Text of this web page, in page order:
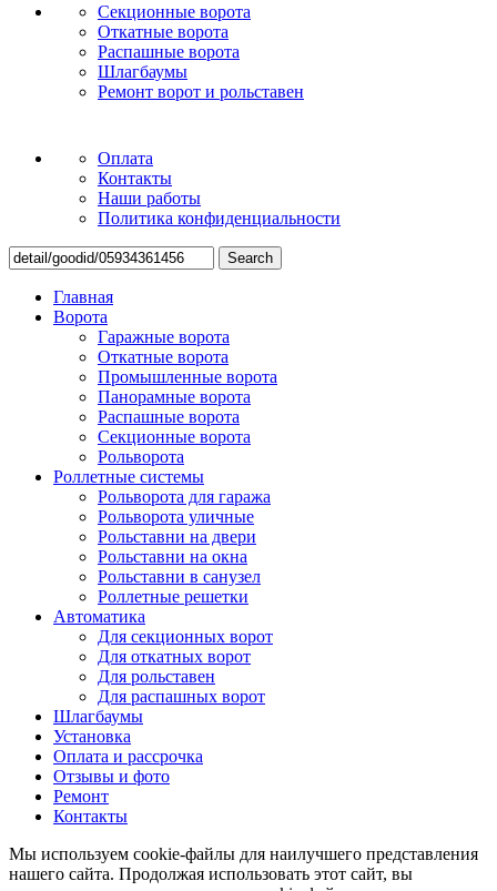
Секционные ворота
Откатные ворота
Распашные ворота
Шлагбаумы
Ремонт ворот и рольставен
Оплата
Контакты
Наши работы
Политика конфиденциальности
Search
Главная
Ворота
Гаражные ворота
Откатные ворота
Промышленные ворота
Панорамные ворота
Распашные ворота
Секционные ворота
Рольворота
Роллетные системы
Рольворота для гаража
Рольворота уличные
Рольставни на двери
Рольставни на окна
Рольставни в санузел
Роллетные решетки
Автоматика
Для секционных ворот
Для откатных ворот
Для рольставен
Для распашных ворот
Шлагбаумы
Установка
Оплата и рассрочка
Отзывы и фото
Ремонт
Контакты
Мы используем cookie-файлы для наилучшего представления
нашего сайта. Продолжая использовать этот сайт, вы